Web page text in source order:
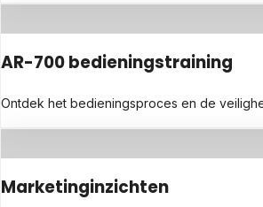
AR-700 bedieningstraining
Ontdek het bedieningsproces en de
Marketinginzichten